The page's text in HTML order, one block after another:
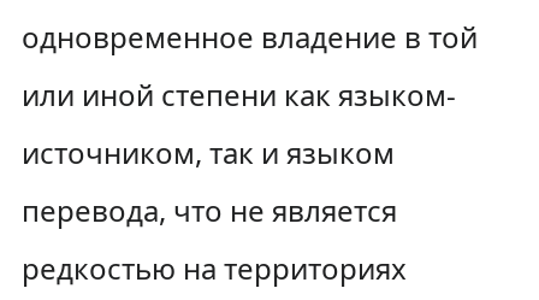
одновременное владение в той
или иной степени как языком-
источником, так и языком
перевода, что не является
редкостью на территориях